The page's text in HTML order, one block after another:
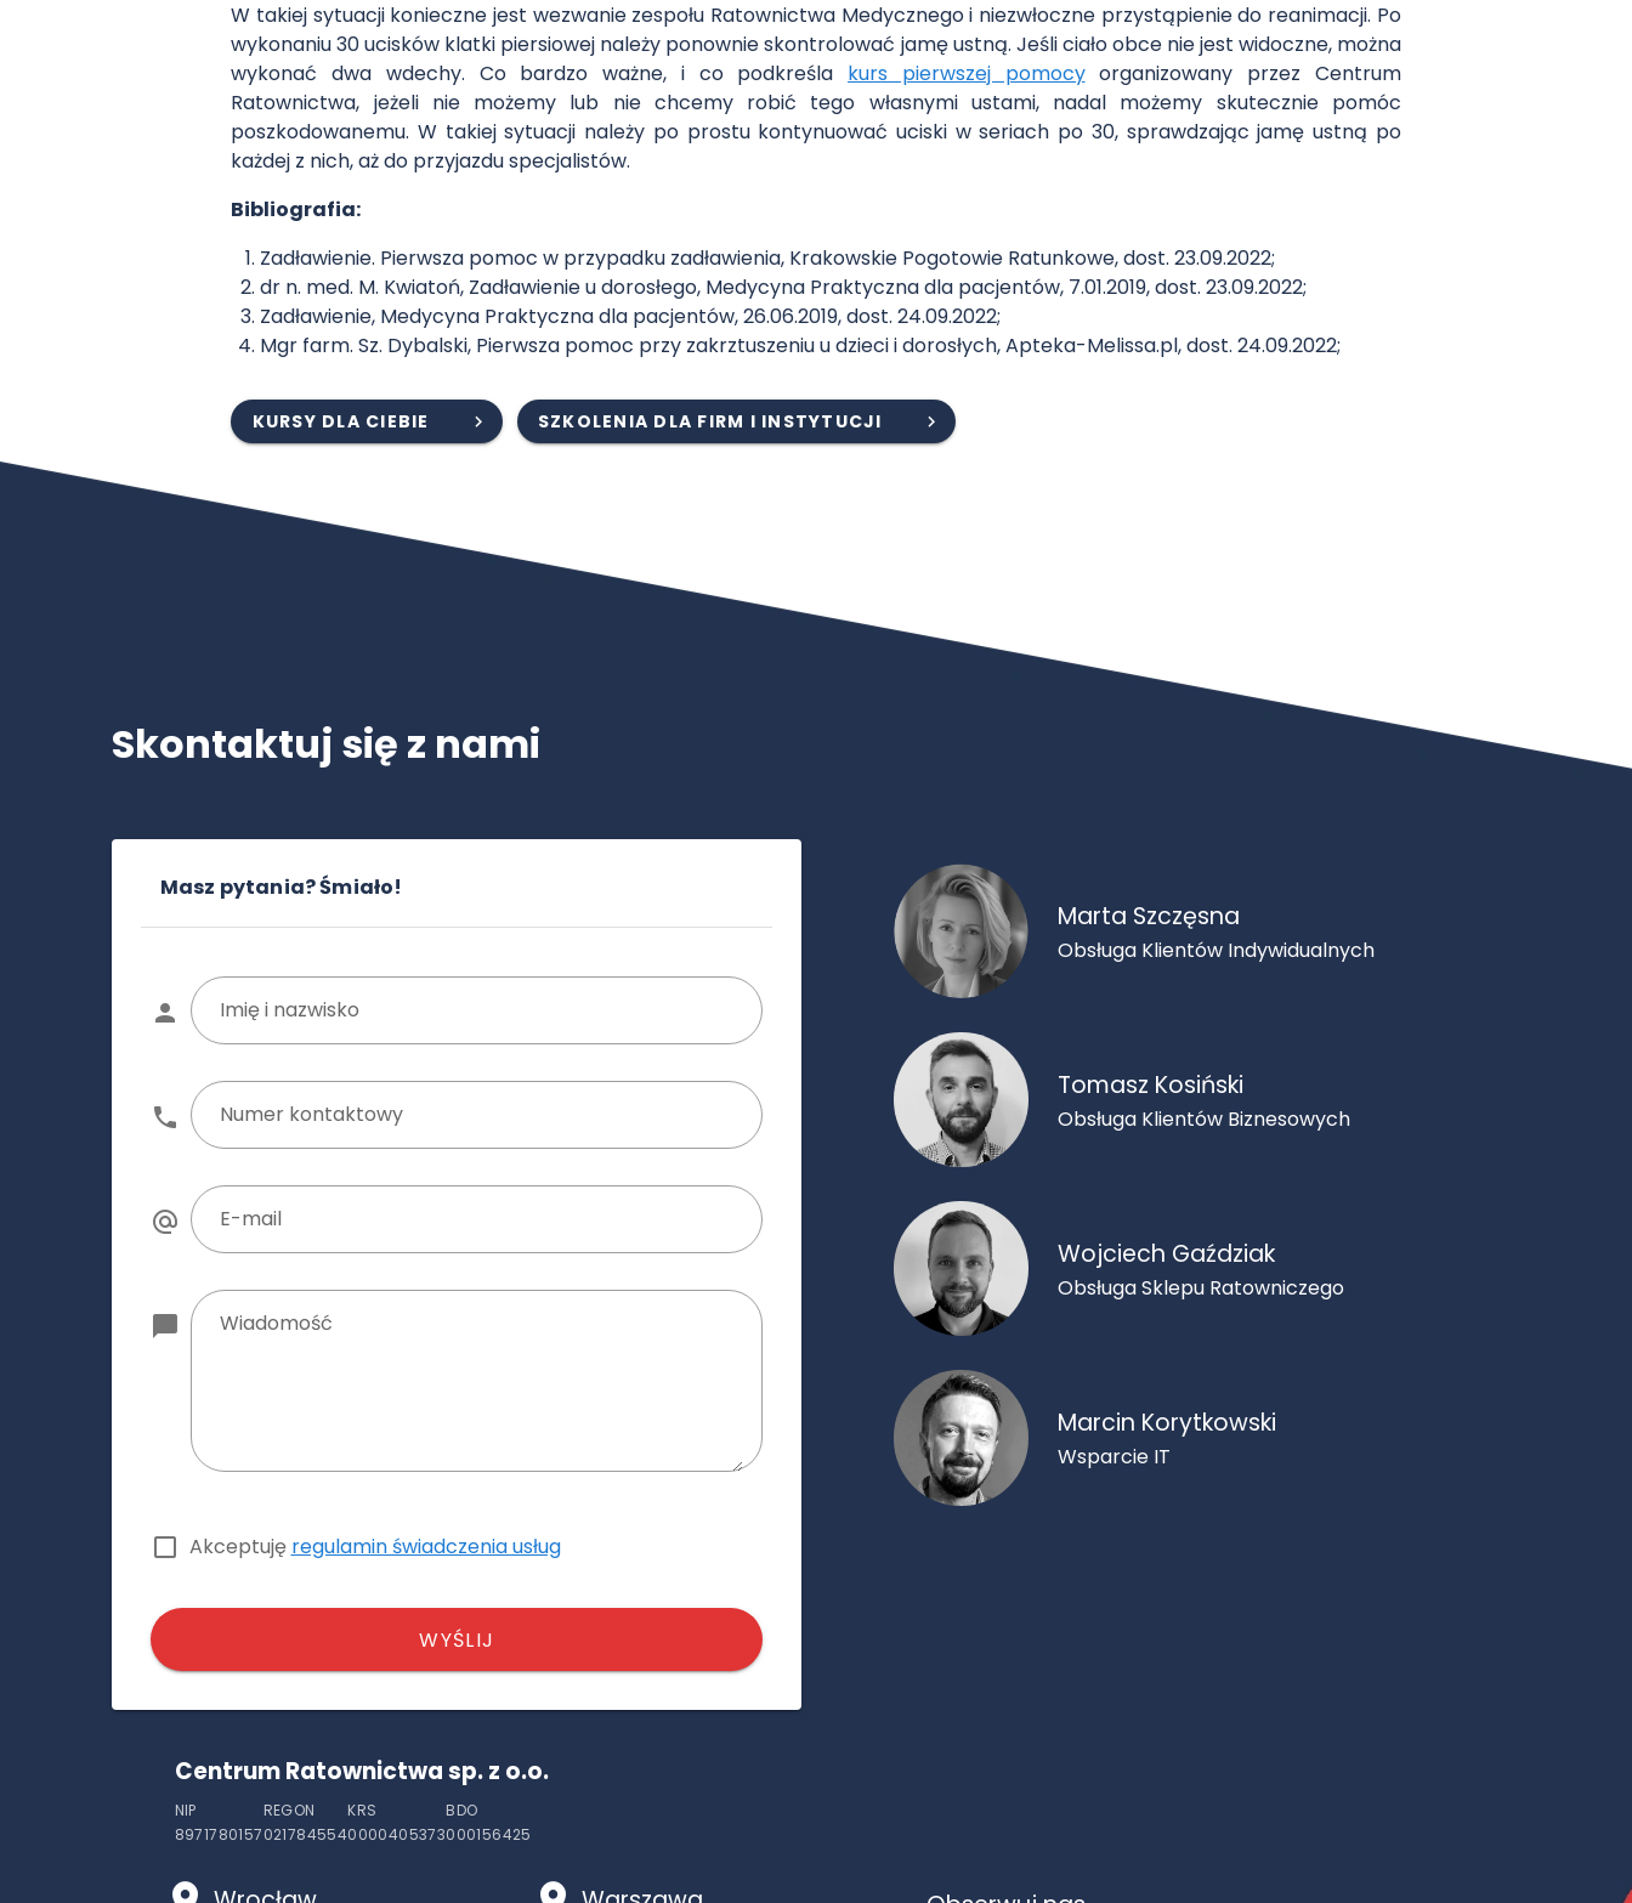
W takiej sytuacji konieczne jest wezwanie zespołu Ratownictwa Medycznego i niezwłoczne przystąpienie do reanimacji. Po
wykonaniu 30 ucisków klatki piersiowej należy ponownie skontrolować jamę ustną. Jeśli ciało obce nie jest widoczne, można
wykonać dwa wdechy. Co bardzo ważne, i co podkreśla kurs pierwszej pomocyorganizowany przez Centrum
Ratownictwa, jeżeli nie możemy lub nie chcemy robić tego własnymi ustami, nadal możemy skutecznie pomóc
poszkodowanemu. W takiej sytuacji należy po prostu kontynuować uciski w seriach po 30, sprawdzając jamę ustną po
każdej z nich, aż do przyjazdu specjalistów.
Bibliografia:
Zadławienie. Pierwsza pomoc w przypadku zadławienia, Krakowskie Pogotowie Ratunkowe, dost. 23.09.2022;
dr n. med. M. Kwiatoń, Zadławienie u dorosłego, Medycyna Praktyczna dla pacjentów, 7.01.2019, dost. 23.09.2022;
Zadławienie, Medycyna Praktyczna dla pacjentów, 26.06.2019, dost. 24.09.2022;
Mgr farm. Sz. Dybalski, Pierwsza pomoc przy zakrztuszeniu u dzieci i dorosłych, Apteka-Melissa.pl, dost. 24.09.2022;
KURSY DLA CIEBIE SZKOLENIA DLA FIRM I INSTYTUCJI
Skontaktuj się z nami
Masz pytania? Śmiało!
Imię i nazwisko
Numer kontaktowy
E-mail
Wiadomość
Akceptuję regulamin świadczenia usług
WYŚLIJ
Marta Szczęsna
Obsługa Klientów Indywidualnych
Tomasz Kosiński
Obsługa Klientów Biznesowych
Wojciech Gaździak
Obsługa Sklepu Ratowniczego
Marcin Korytkowski
Wsparcie IT
Centrum Ratownictwa sp. z o.o.
NIP
8971780157
REGON
021784554
KRS
0000405373
BDO
000156425